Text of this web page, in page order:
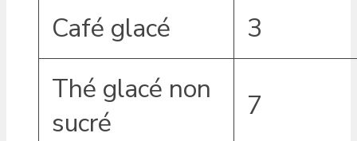
Café glacé
3
Thé glacé non
sucré
7